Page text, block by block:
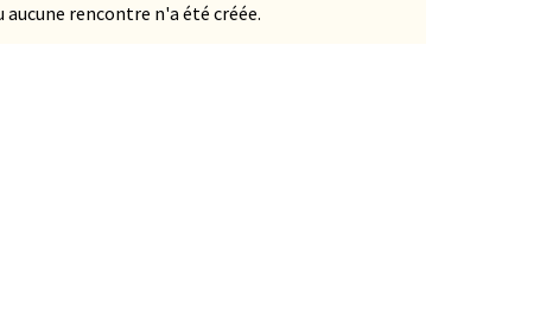
rencontre n'a été créée.